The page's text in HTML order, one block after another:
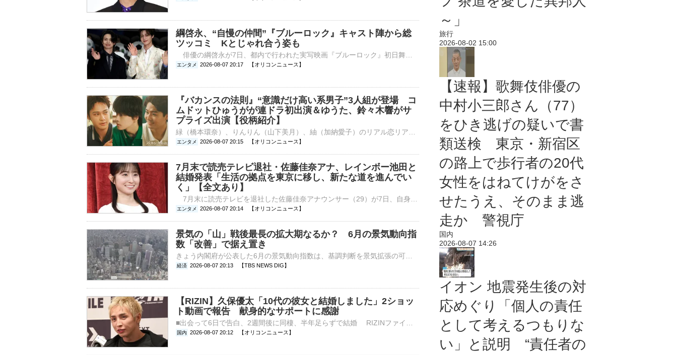
綱啓永、“自慢の仲間”『ブルーロック』キャスト陣から総
ツッコミ Kとじゃれ合う姿も
エンタメ 2026-08-07 20:17 【オリコンニュース】
『バカンスの法則』“意識だけ高い系男子”3人組が登場 コ
ムドットひゅうがが連ドラ初出演＆ゆうた、鈴々木響がサ
プライズ出演【役柄紹介】
エンタメ 2026-08-07 20:15 【オリコンニュース】
7月末で読売テレビ退社・佐藤佳奈アナ、レインボー池田と
結婚発表「生活の拠点を東京に移し、新たな道を進んでい
く」【全文あり】
エンタメ 2026-08-07 20:14 【オリコンニュース】
景気の「山」戦後最長の拡大期なるか？ 6月の景気動向指
数「改善」で据え置き
経済 2026-08-07 20:13 【TBS NEWS DIG】
【RIZIN】久保優太「10代の彼女と結婚しました」2ショッ
ト動画で報告 献身的なサポートに感謝
国内 2026-08-07 20:12 【オリコンニュース】
～」
旅行
2026-08-02 15:00
【速報】歌舞伎俳優の
中村小三郎さん（77）
をひき逃げの疑いで書
類送検 東京・新宿区
の路上で歩行者の20代
女性をはねてけがをさ
せたうえ、そのまま逃
走か 警視庁
国内
2026-08-07 14:26
イオン 地震発生後の対
応めぐり「個人の責任
として考えるつもりな
い」と説明 “責任者の